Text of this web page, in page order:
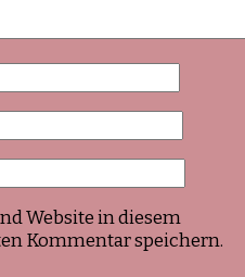
Website in diesem
Kommentar speichern.